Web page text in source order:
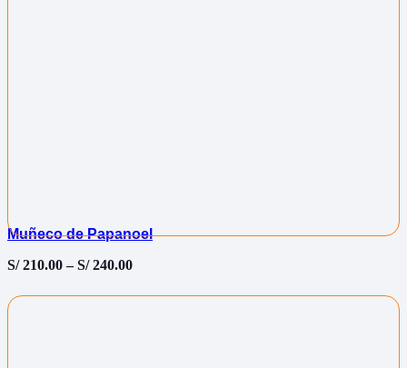
Muñeco de Papanoel
S/210.00–S/240.00